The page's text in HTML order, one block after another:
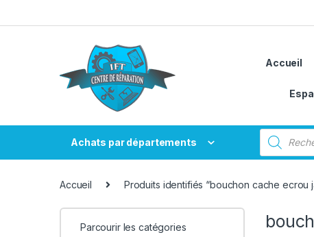
Accueil
Achats par départements
Recherche
Accueil Produits identifiés “bouchon cache ecrou
Parcourir les catégories